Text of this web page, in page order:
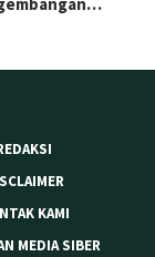
KAMI
MEDIA SIBER